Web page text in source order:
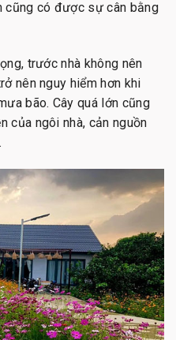
cũng có được sự cân bằng
trước nhà không nên
nên nguy hiểm hơn khi
bão. Cây quá lớn cũng
của ngôi nhà, cản nguồn